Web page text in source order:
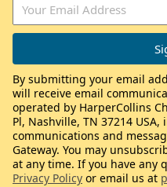
By submitting your email
will receive email
operated by HarperCollins
Pl, Nashville, TN 37214
communications and
Gateway. You may
at any time. If you have any
Privacy Policy or email us at